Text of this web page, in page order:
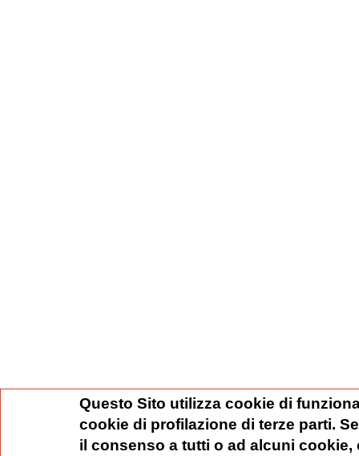
Questo Sito utilizza cookie di
cookie di profilazione di terze parti.
il consenso a tutti o ad alcuni